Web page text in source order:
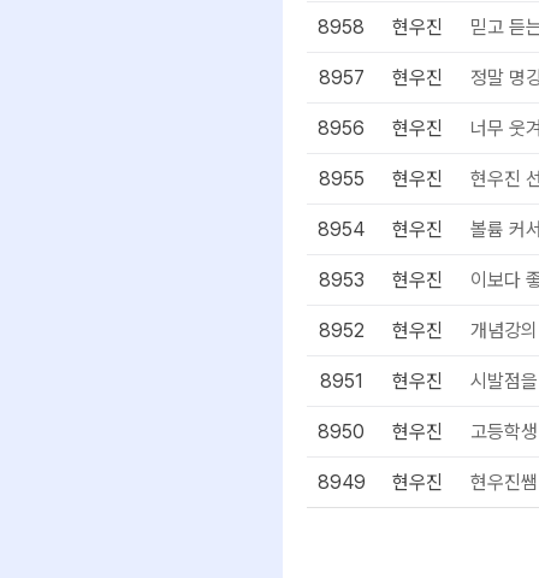
8958 현우진 믿고 듣
8957 현우진 정말 명
8956 현우진 너무 웃
8955 현우진 현우진
8954 현우진 볼륨 커
8953 현우진 이보다
8952 현우진 개념강
8951 현우진 시발점
8950 현우진 고등학
8949 현우진 현우진쌤